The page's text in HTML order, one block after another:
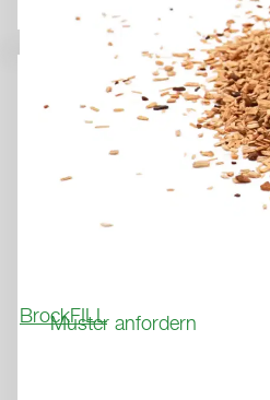
BrockFILL
Leichtathletik
REKORTAN
INDOOR
Muster anfordern